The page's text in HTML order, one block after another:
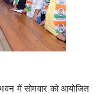
में सोमवार को आयोजित